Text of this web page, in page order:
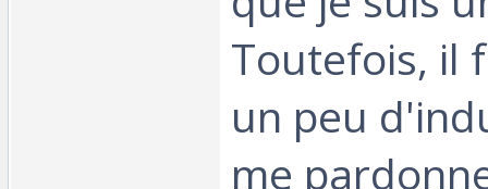
Toutefois, il
un peu
me